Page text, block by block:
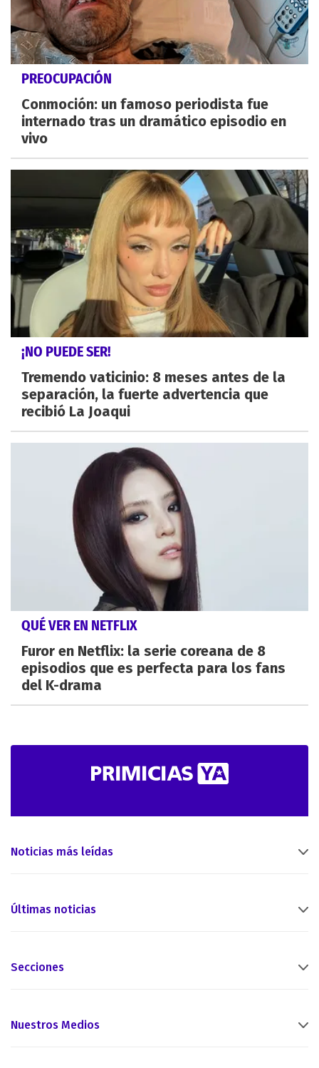
PREOCUPACIÓN
Conmoción: un famoso periodista fue
internado tras un dramático episodio en
vivo
¡NO PUEDE SER!
Tremendo vaticinio: 8 meses antes de la
separación, la fuerte advertencia que
recibió La Joaqui
QUÉ VER EN NETFLIX
Furor en Netflix: la serie coreana de 8
episodios que es perfecta para los fans
del K-drama
Noticias más leídas
Últimas noticias
Secciones
Nuestros Medios